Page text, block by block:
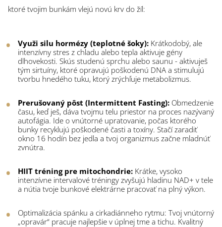
ktoré tvojim bunkám vlejú novú krv do žíl:
Využi silu hormézy (teplotné šoky): Krátkodobý, ale
intenzívny stres z chladu alebo tepla aktivuje gény
dlhovekosti. Skús studenú sprchu alebo saunu - aktivuješ
tým sirtuíny, ktoré opravujú poškodenú DNA a stimulujú
tvorbu hnedého tuku, ktorý zrýchľuje metabolizmus.
Prerušovaný pôst (Intermittent Fasting): Obmedzenie
času, keď ješ, dáva tvojmu telu priestor na proces nazývaný
autofágia. Ide o vnútorné upratovanie, počas ktorého
bunky recyklujú poškodené časti a toxíny. Stačí zaradiť
okno 16 hodín bez jedla a tvoj organizmus začne mladnúť
zvnútra.
HIIT tréning pre mitochondrie: Krátke, vysoko
intenzívne intervalové tréningy zvyšujú hladinu NAD+ v tele
a nútia tvoje bunkové elektrárne pracovať na plný výkon.
Optimalizácia spánku a cirkadiánneho rytmu: Tvoj vnútorný
„opravár“ pracuje najlepšie v úplnej tme a tichu. Kvalitný